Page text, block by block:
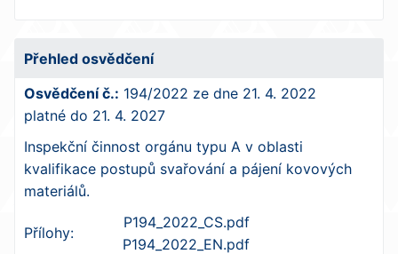
Přehled osvědčení
Osvědčení č.: 194/2022 ze dne 21. 4. 2022
platné do 21. 4. 2027
Inspekční činnost orgánu typu A v oblasti
kvalifikace postupů svařování a pájení kovových
materiálů.
Přílohy:
P194_2022_CS.pdf
P194_2022_EN.pdf